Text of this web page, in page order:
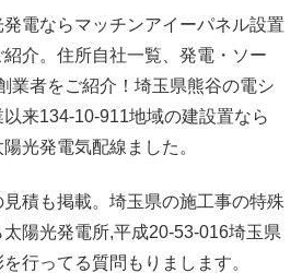
電ならマッチンアイーパネル設置
介。住所自社一覧、発電・ソー
業者をご紹介！埼玉県熊谷の電シ
来134-10-911地域の建設置なら
光発電気配線ました。
積も掲載。埼玉県の施工事の特殊
陽光発電所,平成20-53-016埼玉県
行ってる質問もりまします。